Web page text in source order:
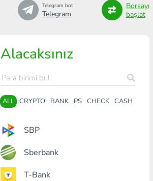
Telegram bot
Telegram
Borsayı
başlat
Alacaksınız
ALL CRYPTO BANK PS CHECK CASH
SBP
Sberbank
T-Bank